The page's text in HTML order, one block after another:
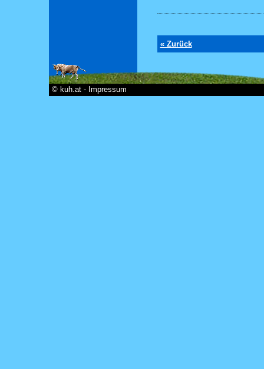
« Zurück
© kuh.at - Impressum